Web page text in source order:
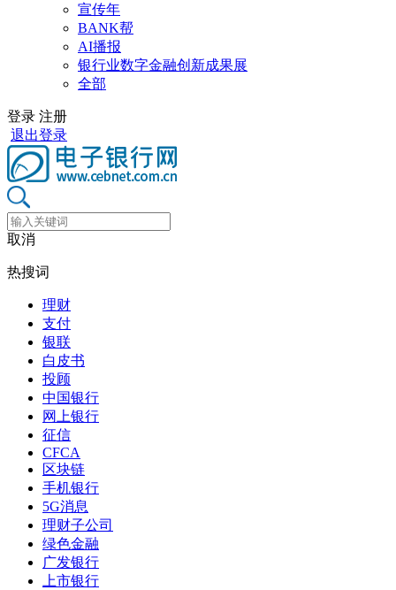
宣传年
BANK帮
AI播报
银行业数字金融创新成果展
全部
登录 注册
退出登录
取消
热搜词
理财
支付
银联
白皮书
投顾
中国银行
网上银行
征信
CFCA
区块链
手机银行
5G消息
理财子公司
绿色金融
广发银行
上市银行